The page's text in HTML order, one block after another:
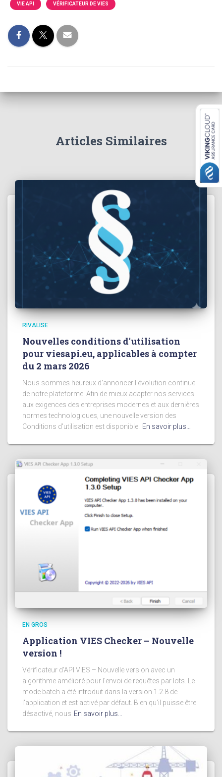
VIE API VÉRIFICATEUR DE VIES
Articles Similaires
RIVALISE
Nouvelles conditions d'utilisation
pour viesapi.eu, applicables à compter
du 2 mars 2026
Nous sommes heureux d'annoncer l'évolution continue
de notre plateforme. Afin de mieux adapter nos services
aux exigences des entreprises modernes et aux dernières
normes technologiques, une nouvelle version des
Conditions d'utilisation est disponible. En savoir plus…
EN GROS
Application VIES Checker – Nouvelle
version !
Vérificateur d'API VIES – Nouvelle version avec un
algorithme amélioré pour l'envoi de requêtes par lots. Le
mode batch a été introduit dans la version 1.2.8 de
l'application et est activé par défaut. Bien qu'il puisse être
désactivé, nous En savoir plus…